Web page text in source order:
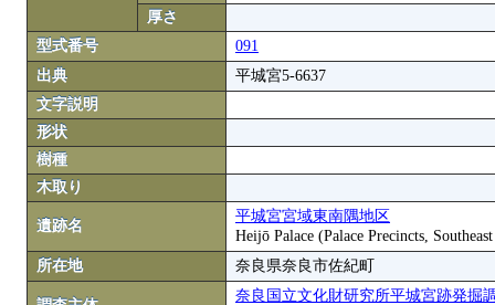
厚さ
型式番号
091
出典
平城宮5-6637
文字説明
形状
樹種
木取り
遺跡名
平城宮宮域東南隅地区
Heijō Palace (Palace Precincts,
所在地
奈良県奈良市佐紀町
奈良国立文化財研究所平城宮跡発掘